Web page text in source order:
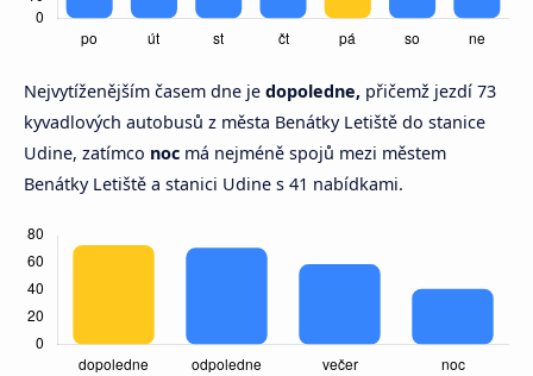
Nejvytíženějším časem dne je dopoledne, přičemž jezdí 73
kyvadlových autobusů z města Benátky Letiště do stanice
Udine, zatímco noc má nejméně spojů mezi městem
Benátky Letiště a stanici Udine s 41 nabídkami.